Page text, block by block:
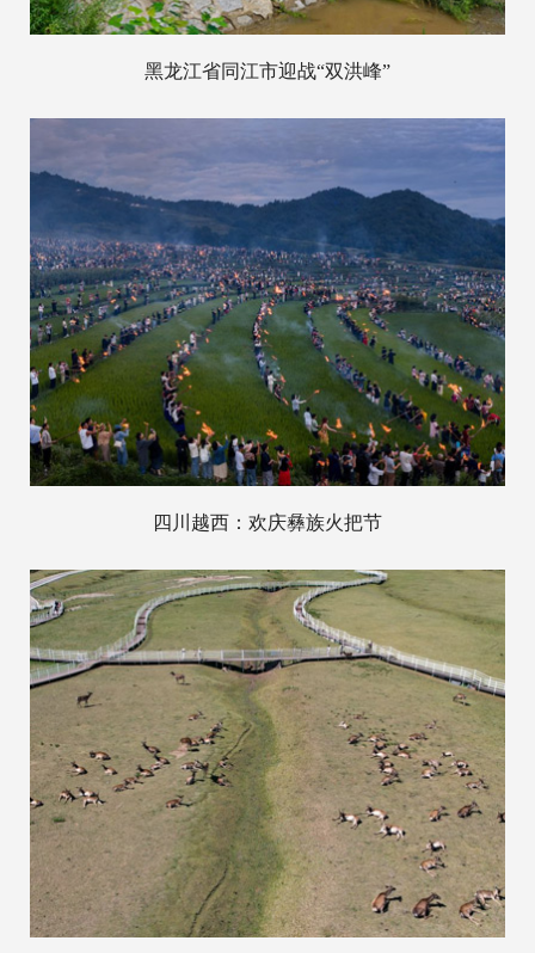
黑龙江省同江市迎战“双洪峰”
四川越西：欢庆彝族火把节